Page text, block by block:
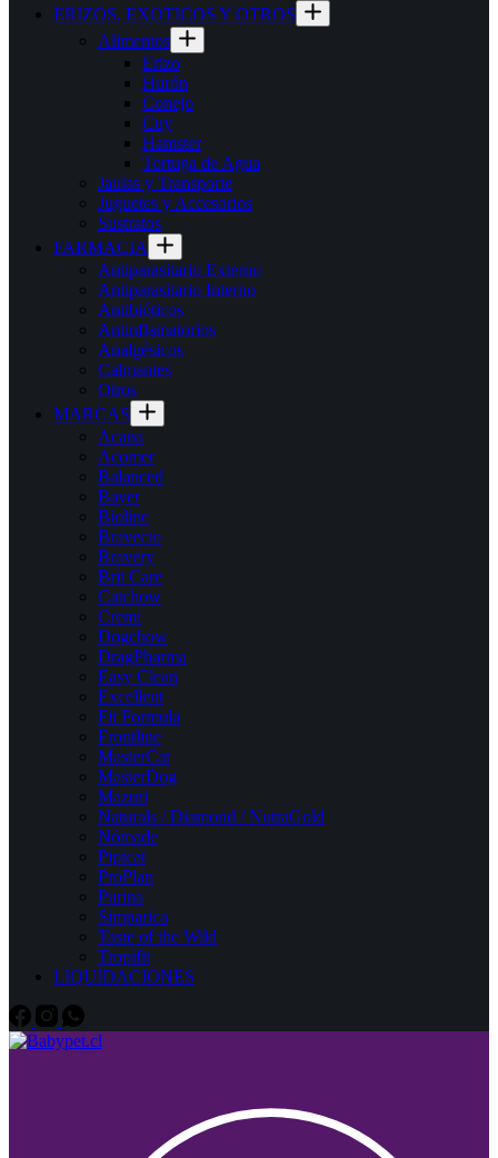
ERIZOS, EXOTICOS Y OTROS
Alimentos
Erizo
Hurón
Conejo
Cuy
Hamster
Tortuga de Agua
Jaulas y Transporte
Juguetes y Accesorios
Sustratos
FARMACIA
Antiparasitario Externo
Antiparasitario Interno
Antibióticos
Antinflamatorios
Analgésicos
Calmantes
Otros
MARCAS
Acana
Acomer
Balanced
Bayer
Bioline
Bravecto
Bravery
Brit Care
Catchow
Cremi
Dogchow
DragPharma
Easy Clean
Excellent
Fit Formula
Frontline
MasterCat
MasterDog
Mazuri
Naturals / Diamond / NutraGold
Nómade
Pipicat
ProPlan
Purina
Simparica
Taste of the Wild
Tropifit
LIQUIDACIONES